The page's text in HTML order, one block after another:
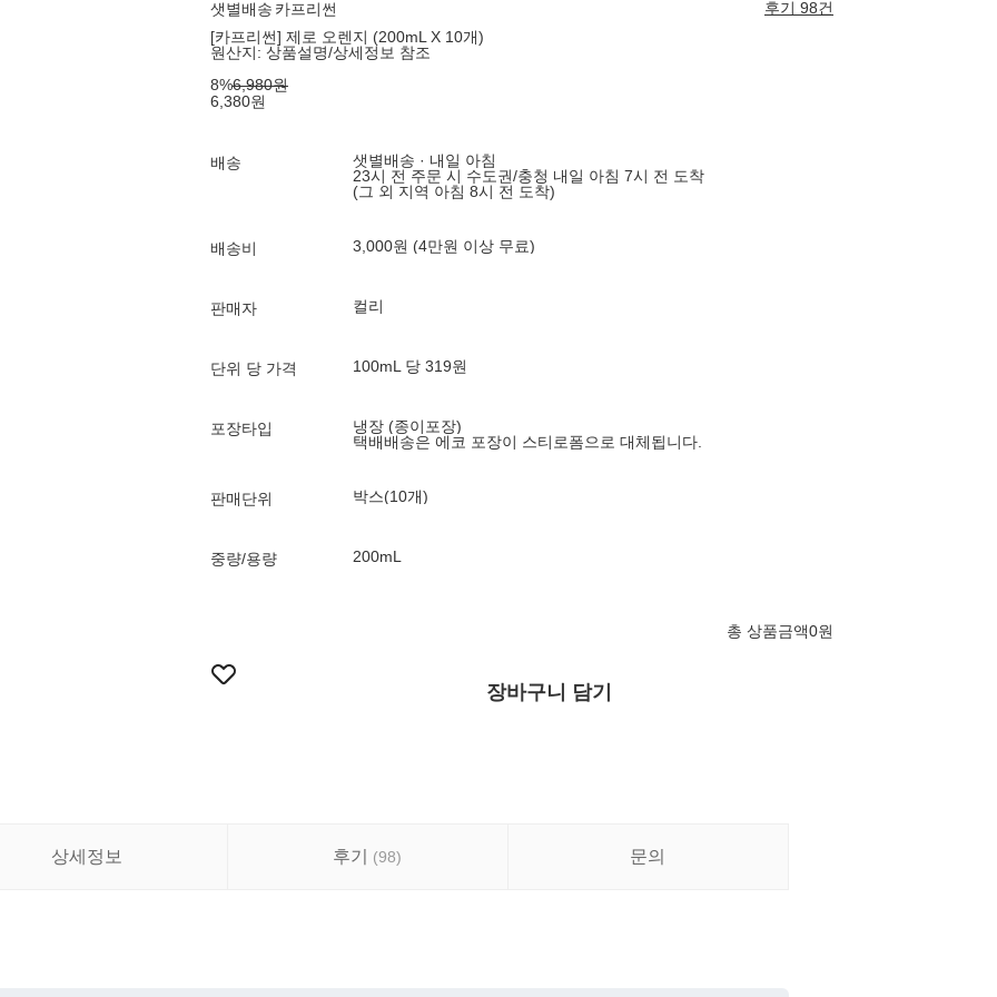
샛별배송 카프리썬
후기 98건
[카프리썬] 제로 오렌지 (200mL X 10개)
원산지: 상품설명/상세정보 참조
8%6,980원
6,380원
배송
샛별배송 · 내일 아침
23시 전 주문 시 수도권/충청 내일 아침 7시 전 도착
(그 외 지역 아침 8시 전 도착)
배송비 3,000원 (4만원 이상 무료)
판매자 컬리
단위 당 가격 100mL 당 319원
포장타입
냉장 (종이포장)
택배배송은 에코 포장이 스티로폼으로 대체됩니다.
판매단위 박스(10개)
중량/용량 200mL
총 상품금액0원
장바구니 담기
상세정보 후기 (98) 문의